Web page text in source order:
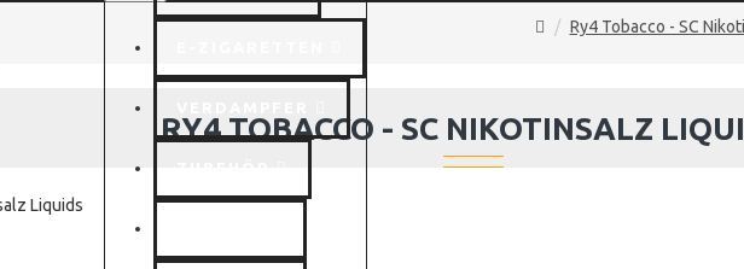
Ry4 Tobacco - SC
RY4 TOBACCO - SC NIKOTINSALZ